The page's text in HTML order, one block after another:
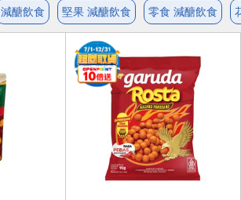
減醣飲食 堅果 減醣飲食 零食 減醣飲食